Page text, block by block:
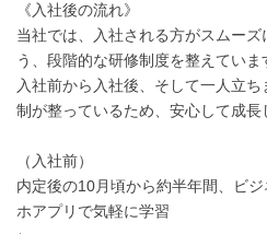
《入社後の流れ》
当社では、入社される方がスムー
う、段階的な研修制度を整えていま
入社前から入社後、そして一人立
制が整っているため、安心して成長
（入社前）
内定後の10月頃から約半年間、ビ
ホアプリで気軽に学習